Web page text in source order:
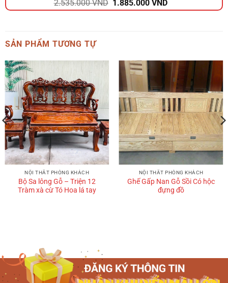
2.535.000VND Giá
gốc
1.885.000VNDGiá
hiện
SẢN PHẨM TƯƠNG TỰ
NỘI THẤT PHÒNG KHÁCH
Bộ Sa lông Gỗ – Triện 12
Tràm xà cừ Tó Hoa lá tay
NỘI THẤT PHÒNG KHÁCH
Ghế Gấp Nan Gỗ Sồi Có hộc
đựng đồ